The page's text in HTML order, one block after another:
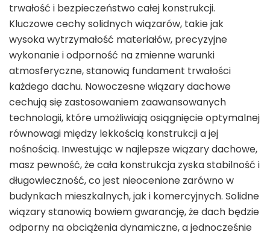
trwałość i bezpieczeństwo całej konstrukcji.
Kluczowe cechy solidnych wiązarów, takie jak
wysoka wytrzymałość materiałów, precyzyjne
wykonanie i odporność na zmienne warunki
atmosferyczne, stanowią fundament trwałości
każdego dachu. Nowoczesne wiązary dachowe
cechują się zastosowaniem zaawansowanych
technologii, które umożliwiają osiągnięcie optymalnej
równowagi między lekkością konstrukcji a jej
nośnością. Inwestując w najlepsze wiązary dachowe,
masz pewność, że cała konstrukcja zyska stabilność i
długowieczność, co jest nieocenione zarówno w
budynkach mieszkalnych, jak i komercyjnych. Solidne
wiązary stanowią bowiem gwarancję, że dach będzie
odporny na obciążenia dynamiczne, a jednocześnie